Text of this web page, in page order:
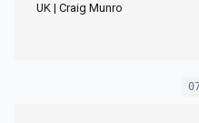
UK | Craig Munro